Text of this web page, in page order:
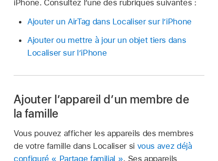
iPhone. Consultez l’une des rubriques suivantes :
Ajouter un AirTag dans Localiser sur l’iPhone
Ajouter ou mettre à jour un objet tiers dans
Localiser sur l’iPhone
Ajouter l’appareil d’un membre de
la famille
Vous pouvez afficher les appareils des membres
de votre famille dans Localiser si vous avez déjà
configuré « Partage familial ». Ses appareils